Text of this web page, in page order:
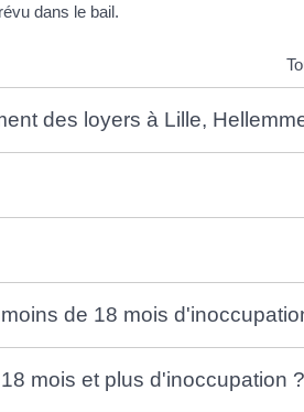
dans le bail.
des loyers à Lille,
de 18 mois
mois et plus d'inoccupation ?